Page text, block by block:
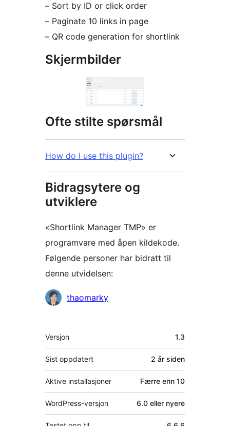
– Sort by ID or click order
– Paginate 10 links in page
– QR code generation for shortlink
Skjermbilder
Ofte stilte spørsmål
How do I use this plugin?
Bidragsytere og
utviklere
«Shortlink Manager TMP» er
programvare med åpen kildekode.
Følgende personer har bidratt til
denne utvidelsen:
Bidragsytere
thaomarky
Meta
Versjon 1.3
Sist oppdatert 2 år siden
Aktive installasjoner Færre enn 10
WordPress-versjon 6.0 eller nyere